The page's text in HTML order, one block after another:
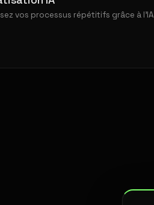
vos processus répétitifs grâce à l'IA